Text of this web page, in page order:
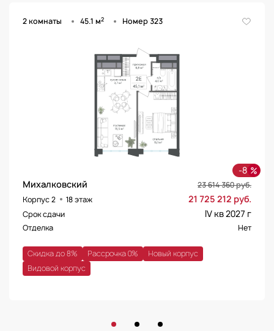
2 комнаты 45.1 м2 Номер 323
Михалковский
-8
23 614 360 руб.
Корпус 2
18 этаж 21 725 212 руб.
Срок сдачи IV кв 2027 г
Отделка Нет
Скидка до 8% Рассрочка 0%
Новый корпус
Видовой корпус